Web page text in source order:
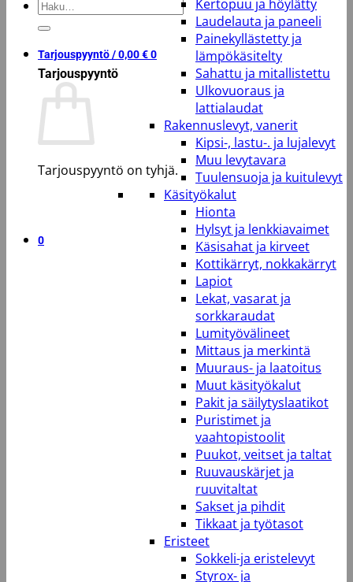
Etsi:
Tarjouspyyntö /0,00€0
Tarjouspyyntö
Tarjouspyyntö on tyhjä.
0
Kertopuu ja höylätty
Laudelauta ja paneeli
Painekyllästetty ja
lämpökäsitelty
Sahattu ja mitallistettu
Ulkovuoraus ja
lattialaudat
Rakennuslevyt, vanerit
Kipsi-, lastu-. ja lujalevyt
Muu levytavara
Tuulensuoja ja kuitulevyt
Käsityökalut
Hionta
Hylsyt ja lenkkiavaimet
Käsisahat ja kirveet
Kottikärryt, nokkakärryt
Lapiot
Lekat, vasarat ja
sorkkaraudat
Lumityövälineet
Mittaus ja merkintä
Muuraus- ja laatoitus
Muut käsityökalut
Pakit ja säilytyslaatikot
Puristimet ja
vaahtopistoolit
Puukot, veitset ja taltat
Ruuvauskärjet ja
ruuvitaltat
Sakset ja pihdit
Tikkaat ja työtasot
Eristeet
Sokkeli-ja eristelevyt
Styrox- ja